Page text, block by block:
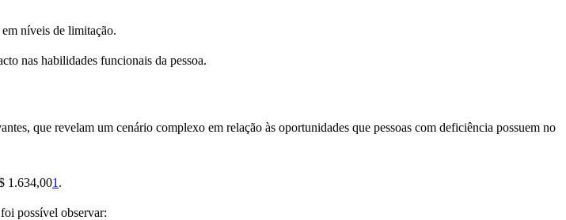
níveis de limitação.
nas habilidades funcionais da pessoa.
que revelam um cenário complexo em relação às oportunidades que pessoas com deficiência possuem no
1.634,001 .
possível observar: